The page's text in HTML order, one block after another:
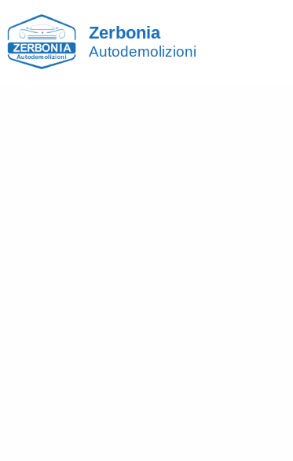
Zerbonia
Autodemolizioni